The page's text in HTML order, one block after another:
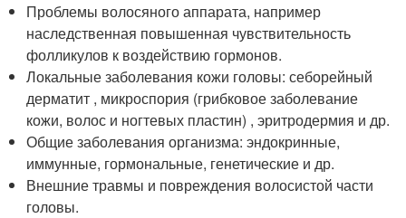
Проблемы волосяного аппарата, например
наследственная повышенная чувствительность
фолликулов к воздействию гормонов.
Локальные заболевания кожи головы: себорейный
дерматит , микроспория (грибковое заболевание
кожи, волос и ногтевых пластин) , эритродермия и др.
Общие заболевания организма: эндокринные,
иммунные, гормональные, генетические и др.
Внешние травмы и повреждения волосистой части
головы.